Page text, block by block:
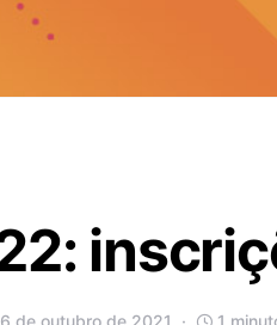
de outubro de 2021 1